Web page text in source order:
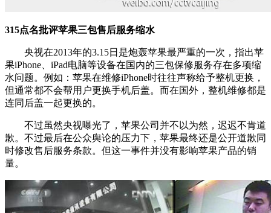
315点名批评苹果三包售后服务缩水
央视在2013年的3.15日是炮轰苹果最严重的一次，指出苹
果iPhone、iPad电脑等设备在国内的三包保修服务存在多项缩
水问题。例如：苹果在维修iPhone时往往声称给予整机更换，
但通常都不会帮用户更换手机后盖。而在国外，整机维修都是
连同后盖一起更换的。
不过虽然央视曝光了，苹果公司并不以为然，迟迟不肯道
歉。不过最后在公众舆论的压力下，苹果最终还是公开道歉同
时修改售后服务条款。但这一事件并没有影响苹果产品的销
量。